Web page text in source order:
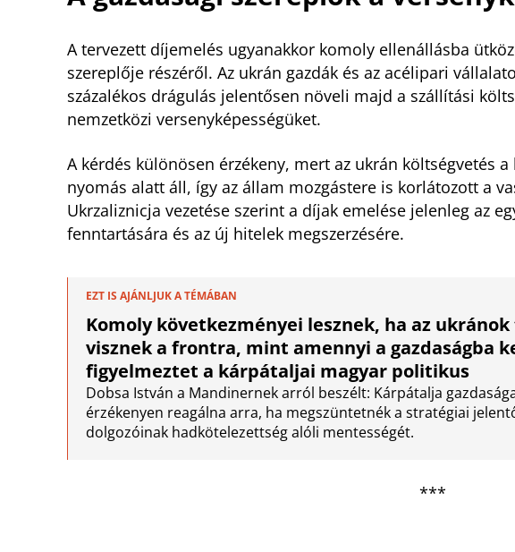
A tervezett díjemelés ugyanakkor komoly ellenállásba
szereplője részéről. Az ukrán gazdák és az acélipari
százalékos drágulás jelentősen növeli majd a szállítási
nemzetközi versenyképességüket.
A kérdés különösen érzékeny, mert az ukrán költségvetés
nyomás alatt áll, így az állam mozgástere is korlátozott a
Ukrzaliznicja vezetése szerint a díjak emelése jelenleg az
fenntartására és az új hitelek megszerzésére.
EZT IS AJÁNLJUK A TÉMÁBAN
Komoly következményei lesznek, ha az
visznek a frontra, mint amennyi a gazdaságba
figyelmeztet a kárpátaljai magyar politikus
Dobsa István a Mandinernek arról beszélt: Kárpátalja
érzékenyen reagálna arra, ha megszüntetnék a stratégiai
dolgozóinak hadkötelezettség alóli mentességét.
***